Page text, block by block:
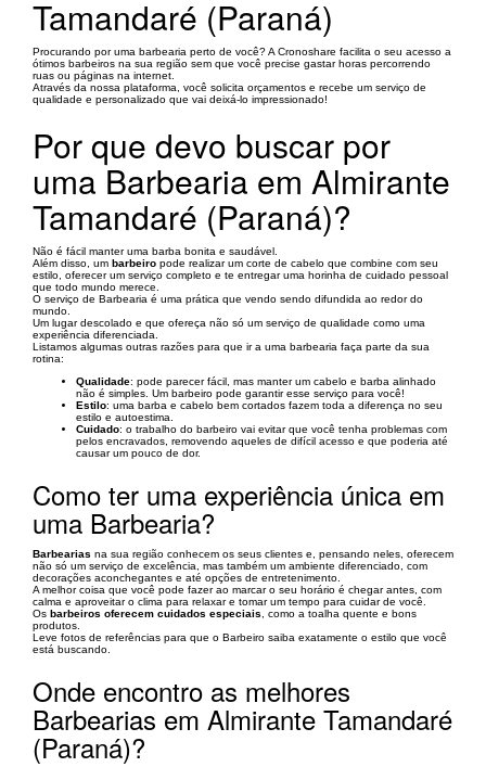
Tamandaré (Paraná)
Procurando por uma barbearia perto de você? A Cronoshare facilita o seu acesso a
ótimos barbeiros na sua região sem que você precise gastar horas percorrendo
ruas ou páginas na internet.
Através da nossa plataforma, você solicita orçamentos e recebe um serviço de
qualidade e personalizado que vai deixá-lo impressionado!
Por que devo buscar por
uma Barbearia em Almirante
Tamandaré (Paraná)?
Não é fácil manter uma barba bonita e saudável.
Além disso, um barbeiro pode realizar um corte de cabelo que combine com seu
estilo, oferecer um serviço completo e te entregar uma horinha de cuidado pessoal
que todo mundo merece.
O serviço de Barbearia é uma prática que vendo sendo difundida ao redor do
mundo.
Um lugar descolado e que ofereça não só um serviço de qualidade como uma
experiência diferenciada.
Listamos algumas outras razões para que ir a uma barbearia faça parte da sua
rotina:
Qualidade: pode parecer fácil, mas manter um cabelo e barba alinhado
não é simples. Um barbeiro pode garantir esse serviço para você!
Estilo: uma barba e cabelo bem cortados fazem toda a diferença no seu
estilo e autoestima.
Cuidado: o trabalho do barbeiro vai evitar que você tenha problemas com
pelos encravados, removendo aqueles de difícil acesso e que poderia até
causar um pouco de dor.
Como ter uma experiência única em
uma Barbearia?
Barbearias na sua região conhecem os seus clientes e, pensando neles, oferecem
não só um serviço de excelência, mas também um ambiente diferenciado, com
decorações aconchegantes e até opções de entretenimento.
A melhor coisa que você pode fazer ao marcar o seu horário é chegar antes, com
calma e aproveitar o clima para relaxar e tomar um tempo para cuidar de você.
Os barbeiros oferecem cuidados especiais , como a toalha quente e bons
produtos.
Leve fotos de referências para que o Barbeiro saiba exatamente o estilo que você
está buscando.
Onde encontro as melhores
Barbearias em Almirante Tamandaré
(Paraná)?